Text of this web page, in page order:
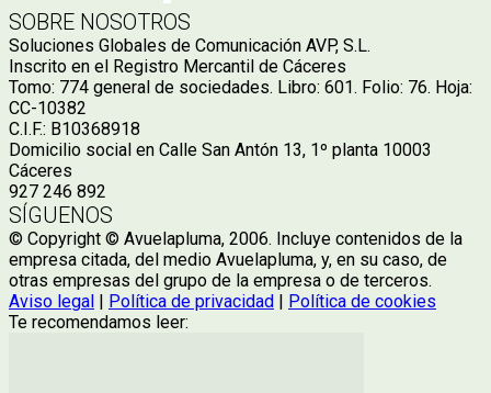
SOBRE NOSOTROS
Soluciones Globales de Comunicación AVP, S.L.
Inscrito en el Registro Mercantil de Cáceres
Tomo: 774 general de sociedades. Libro: 601. Folio: 76. Hoja:
CC-10382
C.I.F.: B10368918
Domicilio social en Calle San Antón 13, 1º planta 10003
Cáceres
927 246 892
SÍGUENOS
© Copyright © Avuelapluma, 2006. Incluye contenidos de la
empresa citada, del medio Avuelapluma, y, en su caso, de
otras empresas del grupo de la empresa o de terceros.
Aviso legal | Política de privacidad | Política de cookies
Te recomendamos leer: